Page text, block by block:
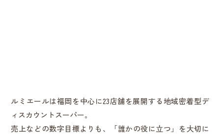
ルミエールは福岡を中心に23店舗を展開する地域密着型デ
ィスカウントスーパー。
売上などの数字目標よりも、「誰かの役に立つ」を大切に